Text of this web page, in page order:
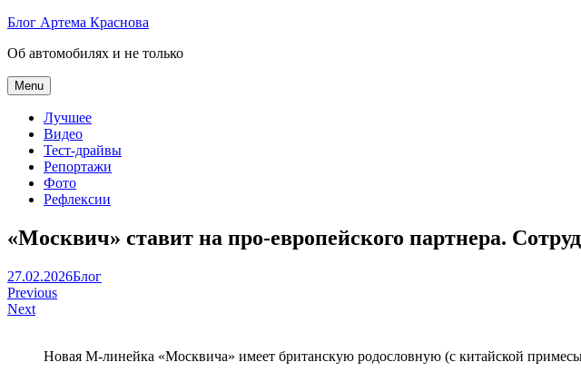
Skip
content
Блог Артема Краснова
Об автомобилях и не только
Menu
Лучшее
Видео
Тест-драйвы
Репортажи
Фото
Рефлексии
«Москвич» ставит на про-европейского партнера.
Артем
Краснов
27.02.2026Блог
Навигация
по
Previous
Next
Новая М-линейка «Москвича» имеет британскую родословную (с китайской